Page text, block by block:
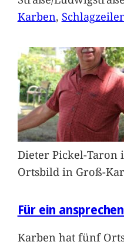
Karben,
Dieter Pickel-Taron
Ortsbild in Groß-
Für ein
Karben hat fünf